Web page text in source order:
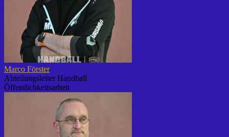
Marco Förster
Abteilungsleiter Handball
Öffentlichkeitsarbeit